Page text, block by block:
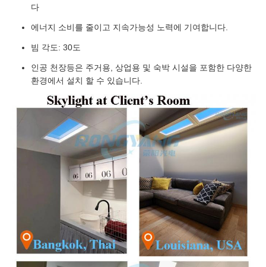
다
에너지 소비를 줄이고 지속가능성 노력에 기여합니다.
빔 각도: 30도
인공 천장등은 주거용, 상업용 및 숙박 시설을 포함한 다양한
환경에서 설치 할 수 있습니다.